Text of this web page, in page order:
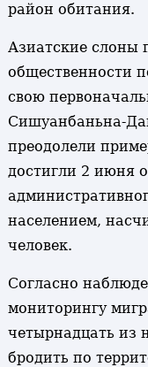
район обитания.
Азиатские слоны
общественности
свою
Сишуанбаньна-
преодолели
достигли 2 июня
населением,
человек.
Согласно
мониторингу
четырнадцать из
бродить по